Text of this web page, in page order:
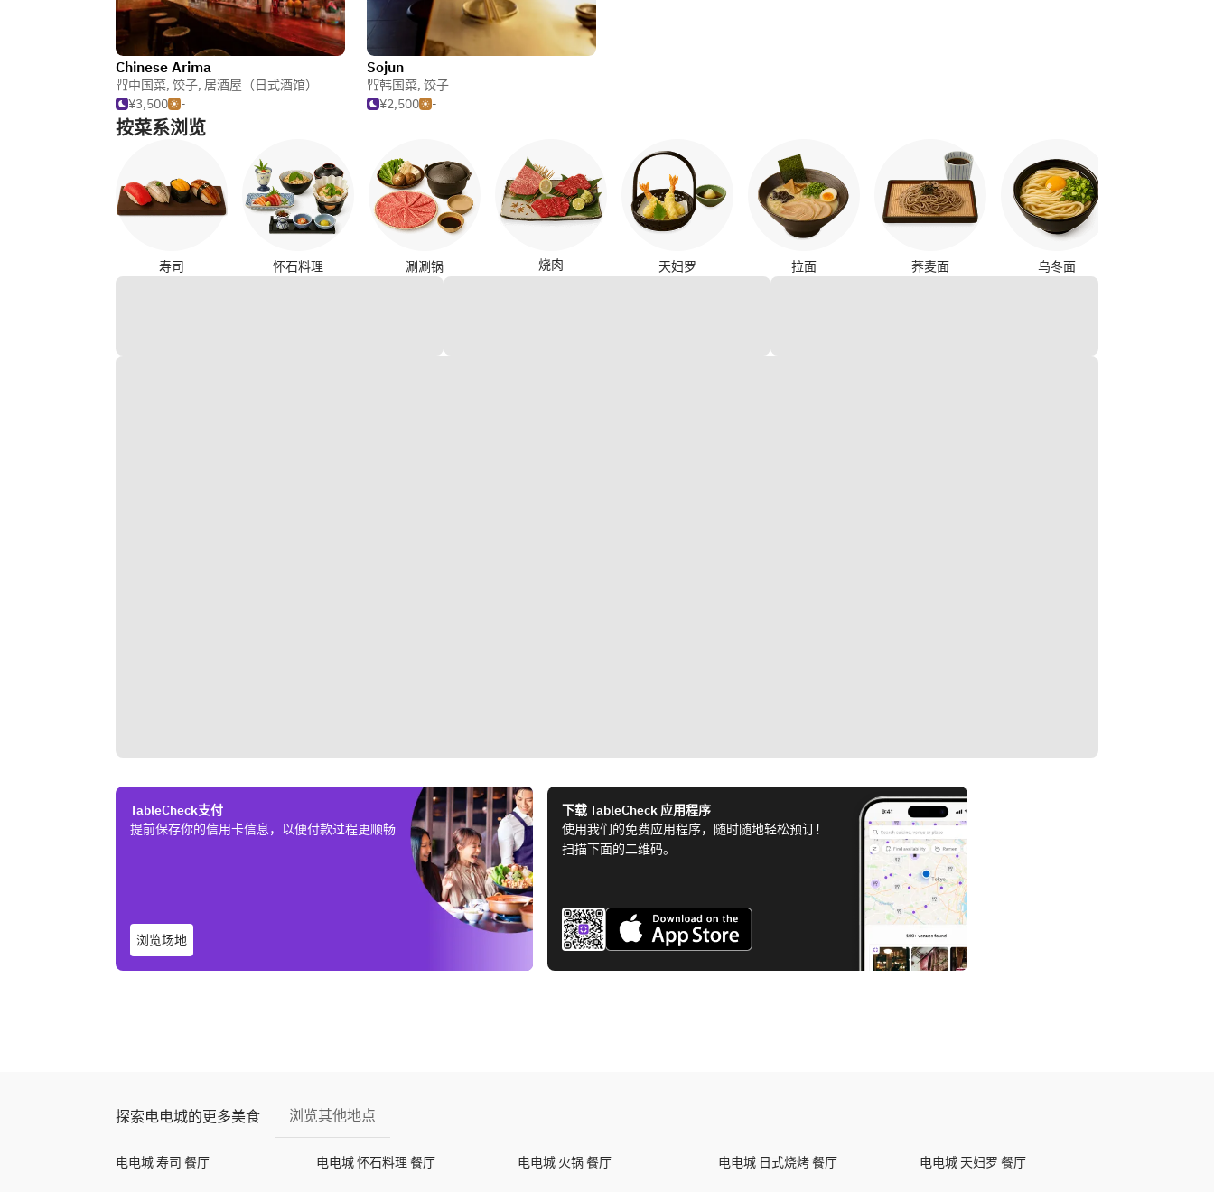
Chinese Arima
中国菜, 饺子, 居酒屋（日式酒馆）
¥3,500
-
Sojun
韩国菜, 饺子
¥2,500
-
按菜系浏览
寿司 怀石料理 涮涮锅 烧肉 天妇罗 拉面 荞麦面 乌冬面
TableCheck支付
提前保存你的信用卡信息，以便付款过程更顺畅
浏览场地
下载 TableCheck 应用程序
使用我们的免费应用程序，随时随地轻松预订！
扫描下面的二维码。
探索电电城的更多美食 浏览其他地点
电电城 寿司 餐厅 电电城 怀石料理 餐厅 电电城 火锅 餐厅 电电城 日式烧烤 餐厅 电电城 天妇罗 餐厅